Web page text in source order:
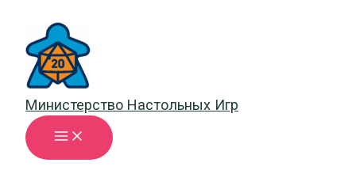
содержимому
Министерство Настольных Игр